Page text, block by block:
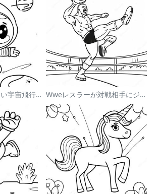
宇宙で浮かぶかわいい宇宙飛行士 塗り絵 Wweレスラーが対戦相手にジャンプする塗り絵